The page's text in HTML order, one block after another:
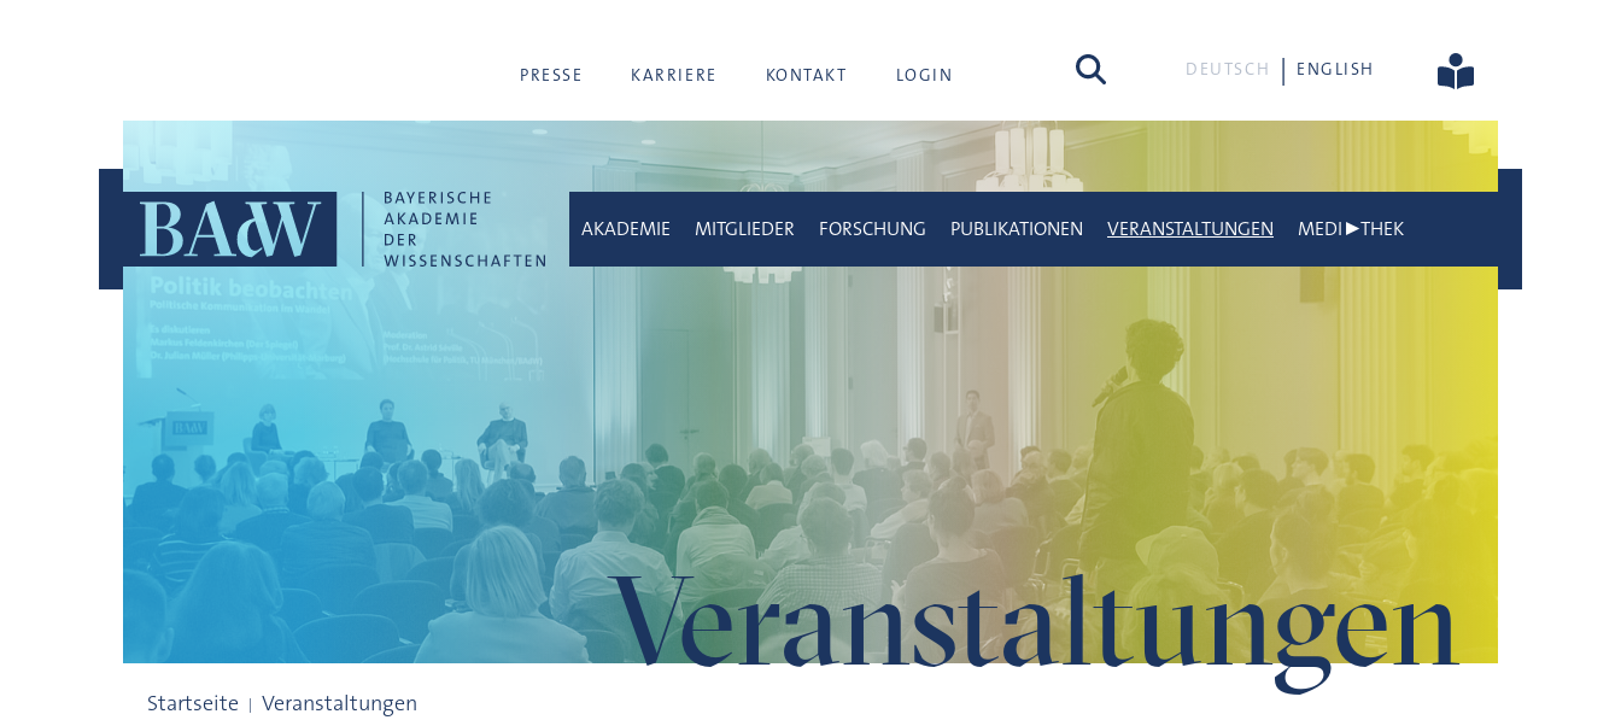
PRESSE KARRIERE KONTAKT LOGIN Suche DEUTSCH ENGLISH
Veranstaltungen
AKADEMIE MITGLIEDER FORSCHUNG PUBLIKATIONEN VERANSTALTUNGEN MEDI▶THEK
Startseite Veranstaltungen